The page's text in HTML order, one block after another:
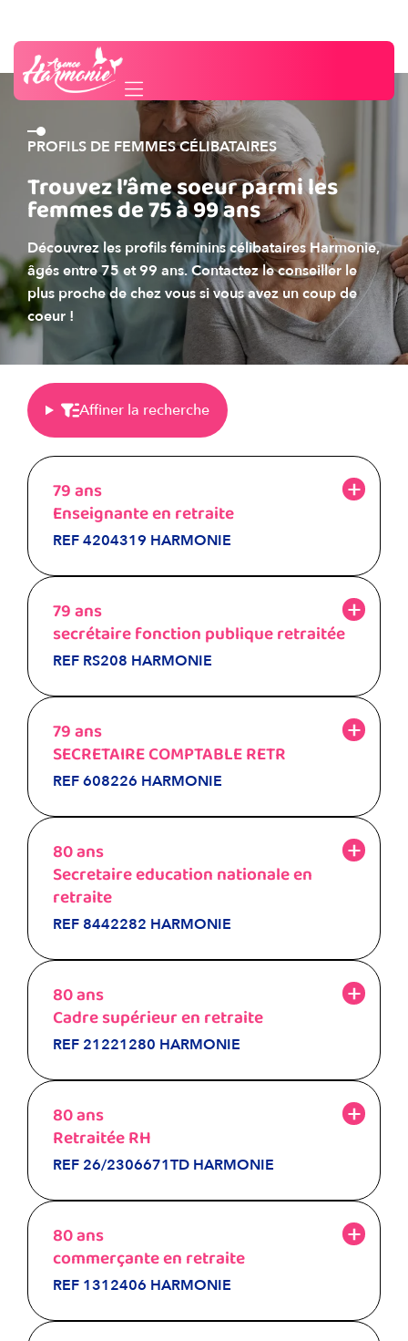
PROFILS DE FEMMES CÉLIBATAIRES
Trouvez l’âme soeur parmi les
femmes de 75 à 99 ans
Découvrez les profils féminins célibataires Harmonie,
âgés entre 75 et 99 ans. Contactez le conseiller le
plus proche de chez vous si vous avez un coup de
coeur !
Affiner la recherche
79 ans
Enseignante en retraite
REF 4204319 HARMONIE
79 ans
secrétaire fonction publique retraitée
REF RS208 HARMONIE
79 ans
SECRETAIRE COMPTABLE RETR
REF 608226 HARMONIE
80 ans
Secretaire education nationale en
retraite
REF 8442282 HARMONIE
80 ans
Cadre supérieur en retraite
REF 21221280 HARMONIE
80 ans
Retraitée RH
REF 26/2306671TD HARMONIE
80 ans
commerçante en retraite
REF 1312406 HARMONIE